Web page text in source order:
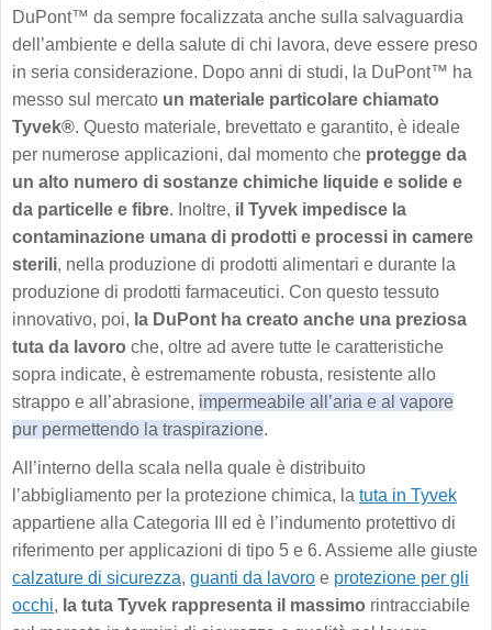
DuPont™ da sempre focalizzata anche sulla salvaguardia
dell’ambiente e della salute di chi lavora, deve essere preso
in seria considerazione. Dopo anni di studi, la DuPont™ ha
messo sul mercato un materiale particolare chiamato
Tyvek®. Questo materiale, brevettato e garantito, è ideale
per numerose applicazioni, dal momento che protegge da
un alto numero di sostanze chimiche liquide e solide e
da particelle e fibre. Inoltre, il Tyvek impedisce la
contaminazione umana di prodotti e processi in camere
sterili, nella produzione di prodotti alimentari e durante la
produzione di prodotti farmaceutici. Con questo tessuto
innovativo, poi, la DuPont ha creato anche una preziosa
tuta da lavoro che, oltre ad avere tutte le caratteristiche
sopra indicate, è estremamente robusta, resistente allo
strappo e all’abrasione, impermeabile all’aria e al vapore
pur permettendo la traspirazione.
All’interno della scala nella quale è distribuito
l’abbigliamento per la protezione chimica, la tuta in Tyvek
appartiene alla Categoria III ed è l’indumento protettivo di
riferimento per applicazioni di tipo 5 e 6. Assieme alle giuste
calzature di sicurezza, guanti da lavoro e protezione per gli
occhi, la tuta Tyvek rappresenta il massimo rintracciabile